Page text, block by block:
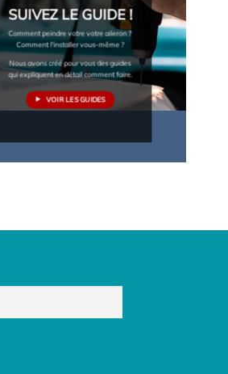
SUIVEZ LE GUIDE !
Comment peindre votre votre aileron ?
Comment l'installer vous-même ?
Nous avons créé pour vous des guides
qui expliquent en détail comment faire.
VOIR LES GUIDES